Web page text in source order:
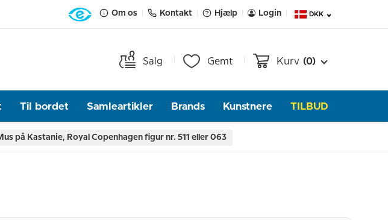
Om os Kontakt Hjælp Login DKK
Salg Gemt Kurv (0)
Til bordet Samleartikler Brands Kunstnere TILBUD
på Kastanie, Royal Copenhagen figur nr. 511 eller 063